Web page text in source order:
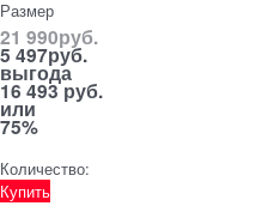
Размер
21 990руб.
5 497руб.
выгода
16 493 руб.
или
75%
Количество:
Купить